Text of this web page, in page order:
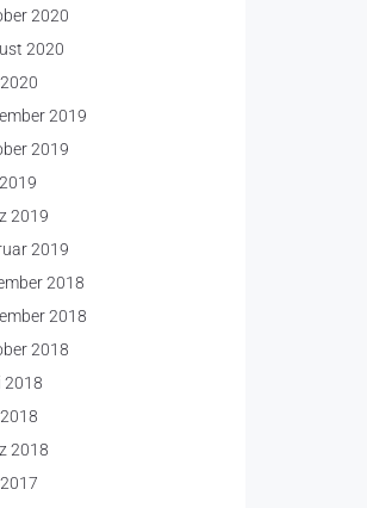
2020
2020
2019
2019
2019
2019
2018
2018
2018
2018
2018